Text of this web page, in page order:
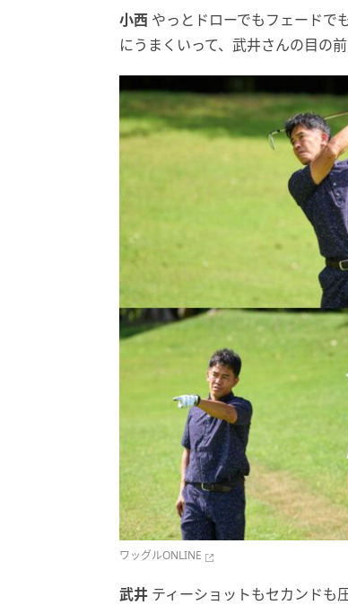
小西 やっとドローでもフェードで
にうまくいって、武井さんの目の
ワッグルONLINE
武井 ティーショットもセカンドも